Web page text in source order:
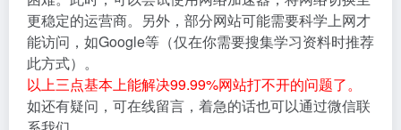
更稳定的运营商。另外，部分网站可能需要科学上网才
能访问，如Google等（仅在你需要搜集学习资料时推荐
此方式）。
以上三点基本上能解决99.99%网站打不开的问题了。
如还有疑问，可在线留言，着急的话也可以通过微信联